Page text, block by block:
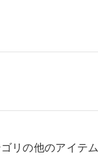
リの他のアイテム